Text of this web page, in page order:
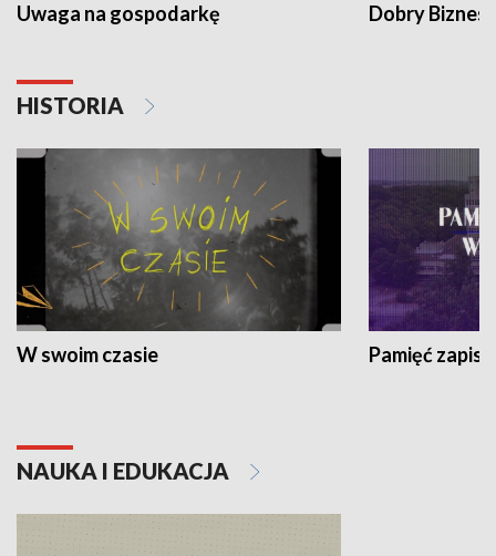
Uwaga na gospodarkę Dobry Biznes
HISTORIA
W swoim czasie Pamięć
NAUKA I EDUKACJA